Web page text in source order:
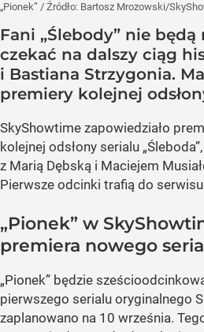
„Pionek” / Źródło: Bartosz Mrozowski/
Fani „Ślebody” nie będą
czekać na dalszy ciąg
i Bastiana Strzygonia.
premiery kolejnej
SkyShowtime zapowiedziało
kolejnej odsłony serialu
z Marią Dębską i Maciejem
Pierwsze odcinki trafią do
„Pionek” w
premiera nowego
„Pionek” będzie
pierwszego serialu oryginalnego
zaplanowano na 10 września.